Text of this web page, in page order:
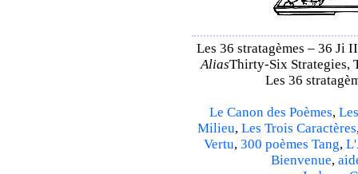
Les 36 stratagèmes – 36 Ji
AliasThirty-Six Strategies,
Les 36
Le Canon des Poèmes,
Milieu, Les Trois Caractères
Vertu, 300 poèmes Tang,
Bienvenue,